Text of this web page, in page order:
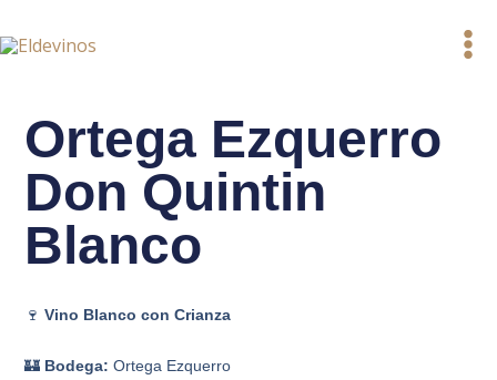
al
Ortega Ezquerro
Don Quintin
Blanco
🍷Vino Blanco con Crianza
🏰 Bodega: Ortega Ezquerro